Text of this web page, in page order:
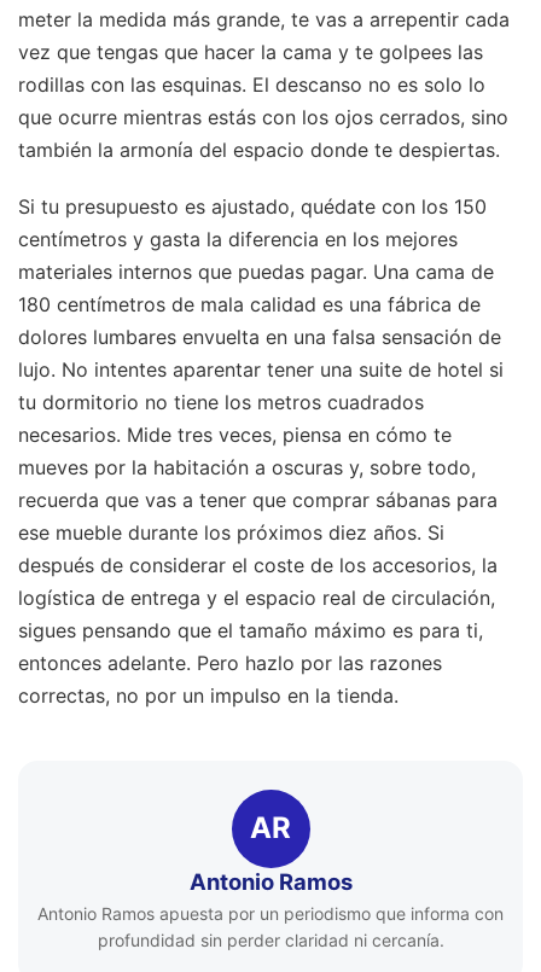
meter la medida más grande, te vas a arrepentir cada
vez que tengas que hacer la cama y te golpees las
rodillas con las esquinas. El descanso no es solo lo
que ocurre mientras estás con los ojos cerrados, sino
también la armonía del espacio donde te despiertas.
Si tu presupuesto es ajustado, quédate con los 150
centímetros y gasta la diferencia en los mejores
materiales internos que puedas pagar. Una cama de
180 centímetros de mala calidad es una fábrica de
dolores lumbares envuelta en una falsa sensación de
lujo. No intentes aparentar tener una suite de hotel si
tu dormitorio no tiene los metros cuadrados
necesarios. Mide tres veces, piensa en cómo te
mueves por la habitación a oscuras y, sobre todo,
recuerda que vas a tener que comprar sábanas para
ese mueble durante los próximos diez años. Si
después de considerar el coste de los accesorios, la
logística de entrega y el espacio real de circulación,
sigues pensando que el tamaño máximo es para ti,
entonces adelante. Pero hazlo por las razones
correctas, no por un impulso en la tienda.
AR
Antonio Ramos
Antonio Ramos apuesta por un periodismo que informa con
profundidad sin perder claridad ni cercanía.